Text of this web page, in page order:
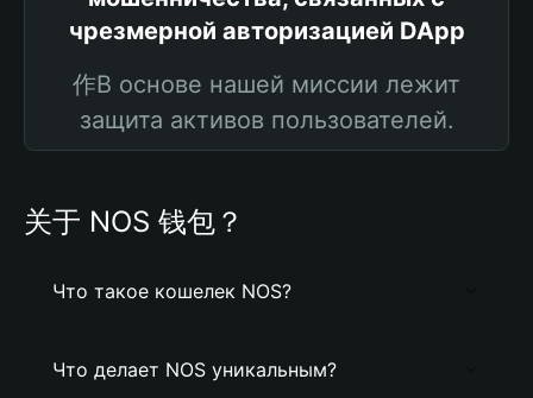
чрезмерной авторизацией DApp
作В основе нашей миссии лежит
защита активов пользователей.
关于 NOS 钱包？
Что такое кошелек NOS?
Что делает NOS уникальным?